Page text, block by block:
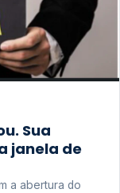
janela de